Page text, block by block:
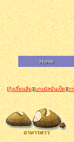
[กุ้งเจี๋ยนส้ม][แกงมัสมั่นเป็ด][ก